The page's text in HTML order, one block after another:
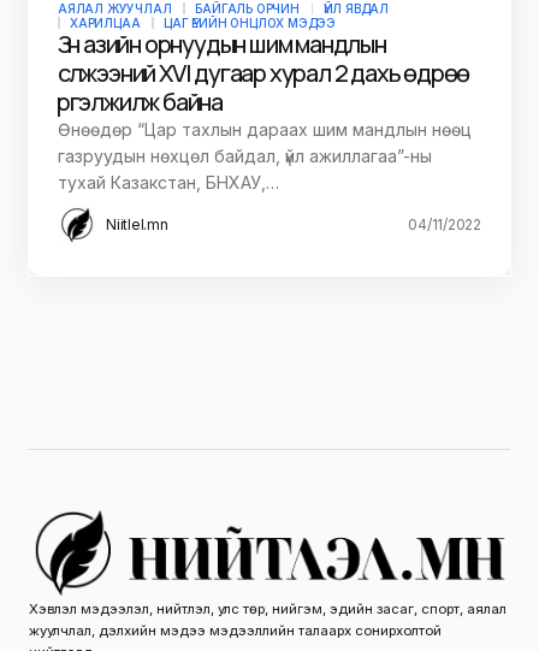
АЯЛАЛ ЖУУЧЛАЛ БАЙГАЛЬ ОРЧИН
ҮЙЛ ЯВДАЛ
ХАРИЛЦАА
ЦАГ ҮЕИЙН ОНЦЛОХ МЭДЭЭ
Зүүн азийн орнуудын шим мандлын
сүлжээний XVI дугаар хурал 2 дахь өдрөө
үргэлжилж байна
Өнөөдөр “Цар тахлын дараах шим мандлын нөөц
газруудын нөхцөл байдал, үйл ажиллагаа”-ны
тухай Казакстан, БНХАУ,…
Niitlel.mn 04/11/2022
Хэвлэл мэдээлэл, нийтлэл, улс төр, нийгэм, эдийн засаг, спорт, аялал
жуулчлал, дэлхийн мэдээ мэдээллийн талаарх сонирхолтой